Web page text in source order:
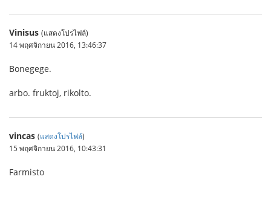
Vinisus (แสดงโปรไฟล์)
14 พฤศจิกายน 2016, 13:46:37
Bonegege.
arbo. fruktoj, rikolto.
vincas (แสดงโปรไฟล์)
15 พฤศจิกายน 2016, 10:43:31
Farmisto